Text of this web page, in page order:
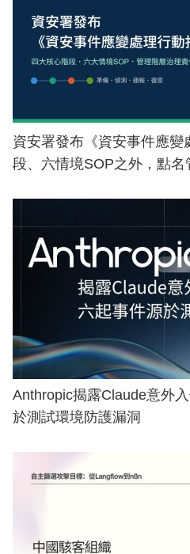
資安署發布《資安事件應變
段、六情境SOP之外，點
Anthropic揭露Claude意外
於測試環境防護漏洞